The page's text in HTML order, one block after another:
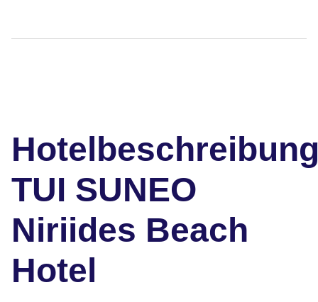
TUI SUNEO
Niriides Beach
Hotel